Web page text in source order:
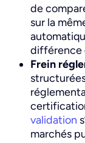
de
sur la
différence
Frein
validation
marchés